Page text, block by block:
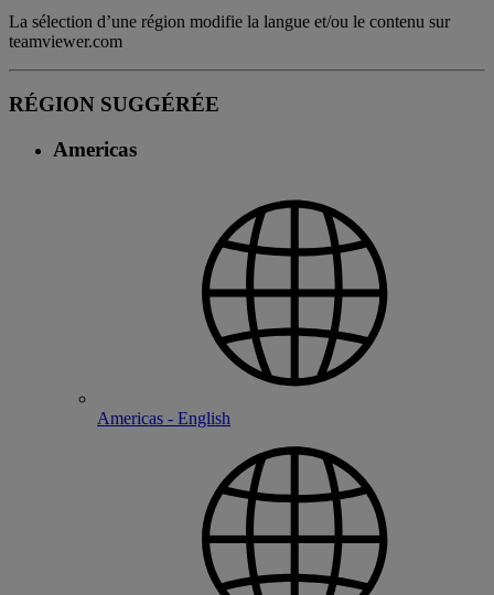
La sélection d’une région modifie la langue et/ou le contenu sur
teamviewer.com
RÉGION SUGGÉRÉE
Americas
Americas - English